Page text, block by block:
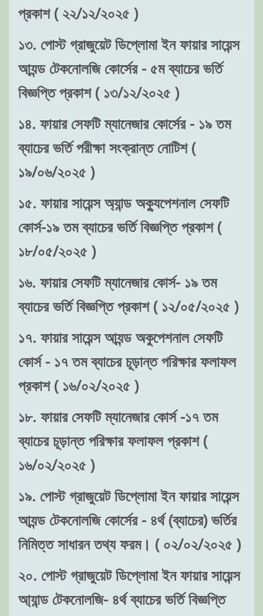
প্রকাশ ( ২২/১২/২০২৫ )
১৩. পোস্ট গ্রাজুয়েট ডিপ্লোমা ইন ফায়ার সায়েন্স
আ্যন্ড টেকনোলজি কোর্সের - ৫ম ব্যাচের ভর্তি
বিজ্ঞপ্তি প্রকাশ ( ১৩/১২/২০২৫ )
১৪. ফায়ার সেফটি ম্যানেজার কোর্সের - ১৯ তম
ব্যাচের ভর্তি পরীক্ষা সংক্রান্ত নোটিশ (
১৯/০৬/২০২৫ )
১৫. ফায়ার সায়েন্স অ্যান্ড অক্যুপেশনাল সেফটি
কোর্স-১৯ তম ব্যাচের ভর্তি বিজ্ঞপ্তি প্রকাশ (
১৮/০৫/২০২৫ )
১৬. ফায়ার সেফটি ম্যানেজার কোর্স- ১৯ তম
ব্যাচের ভর্তি বিজ্ঞপ্তি প্রকাশ ( ১২/০৫/২০২৫ )
১৭. ফায়ার সায়েন্স আ্যন্ড অকুপেশনাল সেফটি
কোর্স - ১৭ তম ব্যাচের চূড়ান্ত পরিক্ষার ফলাফল
প্রকাশ ( ১৬/০২/২০২৫ )
১৮. ফায়ার সেফটি ম্যানেজার কোর্স -১৭ তম
ব্যাচের চূড়ান্ত পরিক্ষার ফলাফল প্রকাশ (
১৬/০২/২০২৫ )
১৯. পোস্ট গ্রাজুয়েট ডিপ্লোমা ইন ফায়ার সায়েন্স
আ্যন্ড টেকনোলজি কোর্সের - ৪র্থ (ব্যাচের) ভর্তির
নিমিত্ত সাধারন তথ্য ফরম। ( ০২/০২/২০২৫ )
২০. পোস্ট গ্রাজুয়েট ডিপ্লোমা ইন ফায়ার সায়েন্স
আ্যান্ড টেকনোলজি- ৪র্থ ব্যাচের ভর্তি বিজ্ঞপ্তি